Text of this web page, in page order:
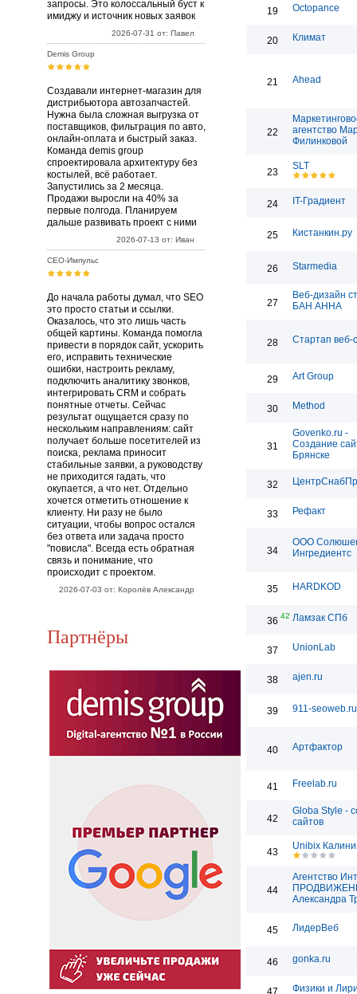
запросы. Это колоссальный буст к
имиджу и источник новых заявок
2026-07-31 от: Павел
Demis Group
Создавали интернет-магазин для
дистрибьютора автозапчастей.
Нужна была сложная выгрузка от
поставщиков, фильтрация по авто,
онлайн-оплата и быстрый заказ.
Команда demis group
спроектировала архитектуру без
костылей, всё работает.
Запустились за 2 месяца.
Продажи выросли на 40% за
первые полгода. Планируем
дальше развивать проект с ними
2026-07-13 от: Иван
СЕО-Импульс
До начала работы думал, что SEO
это просто статьи и ссылки.
Оказалось, что это лишь часть
общей картины. Команда помогла
привести в порядок сайт, ускорить
его, исправить технические
ошибки, настроить рекламу,
подключить аналитику звонков,
интегрировать CRM и собрать
понятные отчеты. Сейчас
результат ощущается сразу по
нескольким направлениям: сайт
получает больше посетителей из
поиска, реклама приносит
стабильные заявки, а руководству
не приходится гадать, что
окупается, а что нет. Отдельно
хочется отметить отношение к
клиенту. Ни разу не было
ситуации, чтобы вопрос остался
без ответа или задача просто
"повисла". Всегда есть обратная
связь и понимание, что
происходит с проектом.
2026-07-03 от: Королёв Александр
Партнёры
19 Octopance
20 Климат
21 Ahead
22
агентство
Филинковой
23
SLT
24 IT-Градиент
25 Кистанкин.ру
26 Starmedia
27
Веб-дизайн
БАН АННА
28 Стартап веб-
29 Art Group
30 Method
31
Govenko.ru -
Создание
Брянске
32
33 Рефакт
34
ООО
Ингредиентс
35 HARDKOD
36 42 Ламзак СПб
37 UnionLab
38 ajen.ru
39 911-seoweb.ru
40 Артфактор
41 Freelab.ru
42
Globa Style -
сайтов
43
Unibix
44
Агентство
Александра
45 ЛидерВеб
46 gonka.ru
Физики и